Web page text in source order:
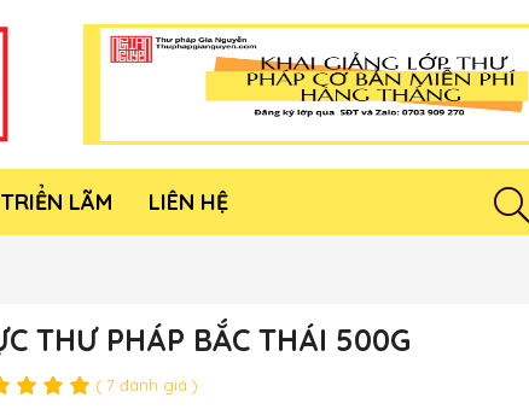
LÃM LIÊN HỆ
THƯ PHÁP BẮC THÁI 500G
( 7 đánh giá )